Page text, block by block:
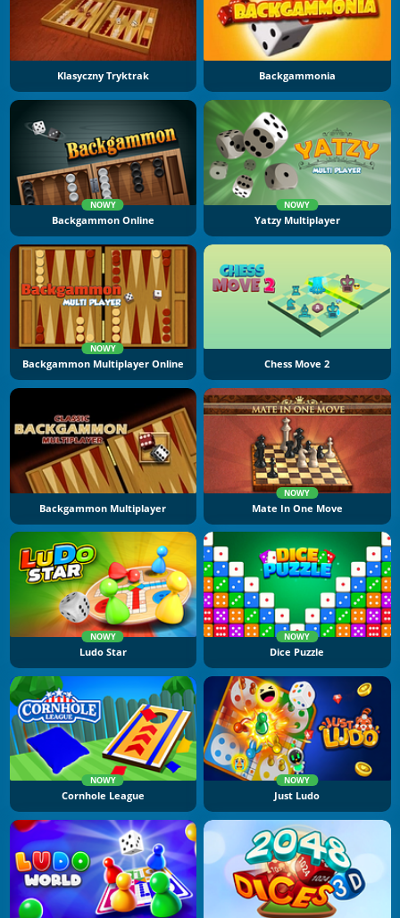
Klasyczny Tryktrak Backgammonia
NOWY
Backgammon Online
NOWY
Yatzy Multiplayer
NOWY
Backgammon Multiplayer Online Chess Move 2
Backgammon Multiplayer
NOWY
Mate In One Move
NOWY
Ludo Star
NOWY
Dice Puzzle
NOWY
Cornhole League
NOWY
Just Ludo